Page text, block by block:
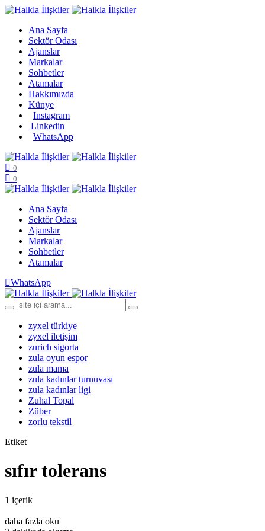
Ana Sayfa
Sektör Odası
Ajanslar
Markalar
Sohbetler
Atamalar
Hakkımızda
Künye
Instagram
Linkedin
WhatsApp
0
0
Ana Sayfa
Sektör Odası
Ajanslar
Markalar
Sohbetler
Atamalar
WhatsApp
zyxel türkiye
zyxel iletişim
zurich sigorta
zula oyun espor
zula mama
zula kadınlar turnuvası
zula kadınlar ligi
Zuhal Topal
Züber
zorlu tekstil
Etiket
sıfır tolerans
1 içerik
daha fazla oku